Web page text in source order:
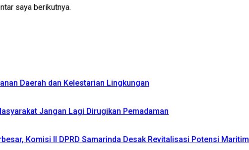
saya berikutnya.
Daerah dan Kelestarian Lingkungan
Jangan Lagi Dirugikan Pemadaman
Komisi II DPRD Samarinda Desak Revitalisasi Potensi Maritim